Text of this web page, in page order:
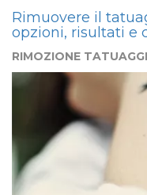
Rimuovere il
opzioni, risultati e
RIMOZIONE TATUAGGI